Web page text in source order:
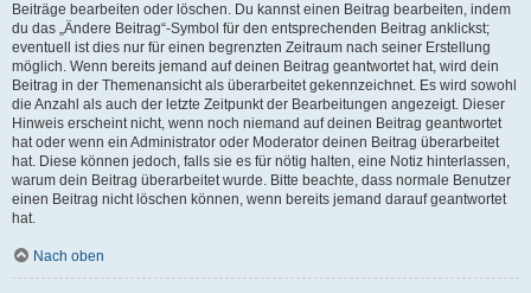
Beiträge bearbeiten oder löschen. Du kannst einen Beitrag bearbeiten, indem
du das „Ändere Beitrag“-Symbol für den entsprechenden Beitrag anklickst;
eventuell ist dies nur für einen begrenzten Zeitraum nach seiner Erstellung
möglich. Wenn bereits jemand auf deinen Beitrag geantwortet hat, wird dein
Beitrag in der Themenansicht als überarbeitet gekennzeichnet. Es wird sowohl
die Anzahl als auch der letzte Zeitpunkt der Bearbeitungen angezeigt. Dieser
Hinweis erscheint nicht, wenn noch niemand auf deinen Beitrag geantwortet
hat oder wenn ein Administrator oder Moderator deinen Beitrag überarbeitet
hat. Diese können jedoch, falls sie es für nötig halten, eine Notiz hinterlassen,
warum dein Beitrag überarbeitet wurde. Bitte beachte, dass normale Benutzer
einen Beitrag nicht löschen können, wenn bereits jemand darauf geantwortet
hat.
Nach oben